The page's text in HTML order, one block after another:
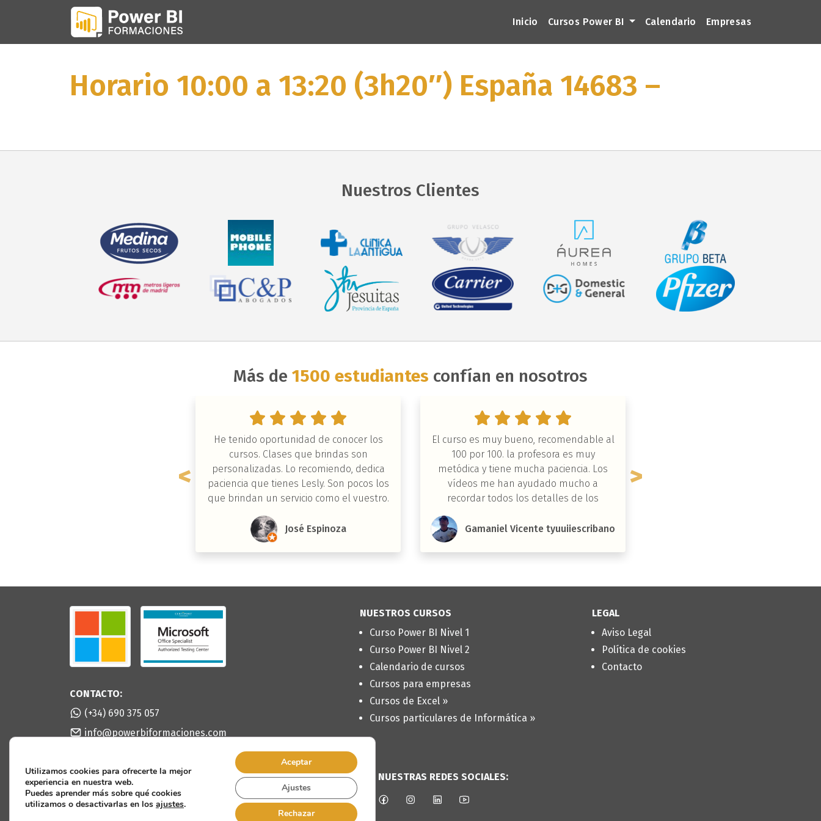
Inicio Cursos Power BI Calendario Empresas
Horario 10:00 a 13:20 (3h20″) España 14683 –
Nuestros Clientes
Más de 1500 estudiantes confían en nosotros
He tenido oportunidad de conocer los
cursos. Clases que brindas son
personalizadas. Lo recomiendo, dedica
paciencia que tienes Lesly. Son pocos los
que brindan un servicio como el vuestro.
José Espinoza
El curso es muy bueno, recomendable al
100 por 100. la profesora es muy
metódica y tiene mucha paciencia. Los
vídeos me han ayudado mucho a
recordar todos los detalles de los
ejercicios, el centro esta bien ubicado.
Gamaniel Vicente tyuuiiescribano
CONTACTO:
(+34) 690 375 057
info@powerbiformaciones.com
NUESTROS CURSOS
Curso Power BI Nivel 1
Curso Power BI Nivel 2
Calendario de cursos
Cursos para empresas
Cursos de Excel »
Cursos particulares de Informática »
LEGAL
Aviso Legal
Política de cookies
Contacto
SÍGUENOS EN NUESTRAS REDES SOCIALES:
Utilizamos cookies para ofrecerte la mejor
experiencia en nuestra web.
Puedes aprender más sobre qué cookies
utilizamos o desactivarlas en los ajustes.
Aceptar
Rechazar
Ajustes